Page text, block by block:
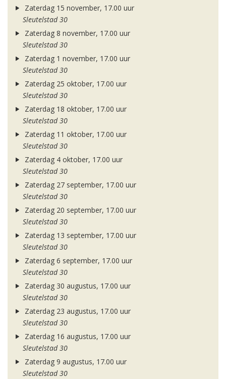
Zaterdag 15 november, 17.00 uur
Sleutelstad 30
Zaterdag 8 november, 17.00 uur
Sleutelstad 30
Zaterdag 1 november, 17.00 uur
Sleutelstad 30
Zaterdag 25 oktober, 17.00 uur
Sleutelstad 30
Zaterdag 18 oktober, 17.00 uur
Sleutelstad 30
Zaterdag 11 oktober, 17.00 uur
Sleutelstad 30
Zaterdag 4 oktober, 17.00 uur
Sleutelstad 30
Zaterdag 27 september, 17.00 uur
Sleutelstad 30
Zaterdag 20 september, 17.00 uur
Sleutelstad 30
Zaterdag 13 september, 17.00 uur
Sleutelstad 30
Zaterdag 6 september, 17.00 uur
Sleutelstad 30
Zaterdag 30 augustus, 17.00 uur
Sleutelstad 30
Zaterdag 23 augustus, 17.00 uur
Sleutelstad 30
Zaterdag 16 augustus, 17.00 uur
Sleutelstad 30
Zaterdag 9 augustus, 17.00 uur
Sleutelstad 30